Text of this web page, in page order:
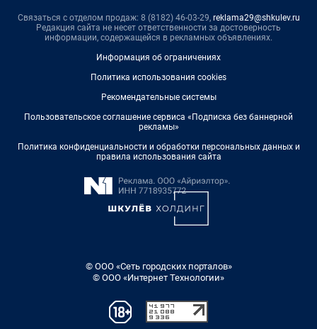
Связаться с отделом продаж: 8 (8182) 46-03-29, reklama29@shkulev.ru
Редакция сайта не несет ответственности за достоверность
информации, содержащейся в рекламных объявлениях.
Информация об ограничениях
Политика использования cookies
Рекомендательные системы
Пользовательское соглашение сервиса «Подписка без баннерной
рекламы»
Политика конфиденциальности и обработки персональных данных и
правила использования сайта
© ООО «Сеть городских порталов»
© ООО «Интернет Технологии»